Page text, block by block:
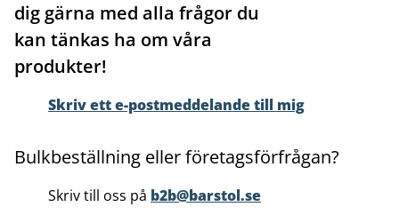
dig gärna med alla frågor du
kan tänkas ha om våra
produkter!
Skriv ett e-postmeddelande till mig
Bulkbeställning eller företagsförfrågan?
Skriv till oss på b2b@barstol.se